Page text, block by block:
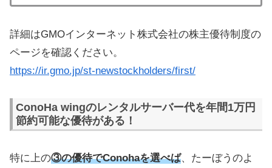
詳細はGMOインターネット株式会社の株主優待制度の
ページを確認ください。
https://ir.gmo.jp/st-newstockholders/first/
ConoHa wingのレンタルサーバー代を年間1万円
節約可能な優待がある！
特に上の③の優待でConohaを選べば、たーぼうのよ